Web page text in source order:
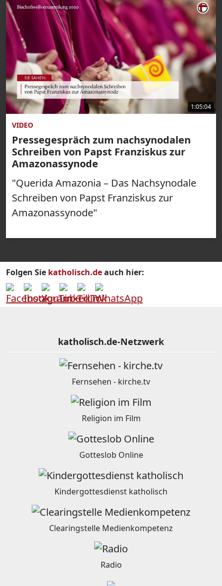
1:05:04
VIDEO
Pressegespräch zum nachsynodalen
Schreiben von Papst Franziskus zur
Amazonassynode
"Querida Amazonia – Das Nachsynodale
Schreiben von Papst Franziskus zur
Amazonassynode"
Folgen Sie katholisch.deauch hier:
katholisch.de-Netzwerk
Fernsehen - kirche.tv
Religion im Film
Gotteslob Online
Kindergottesdienst katholisch
Clearingstelle Medienkompetenz
Radio